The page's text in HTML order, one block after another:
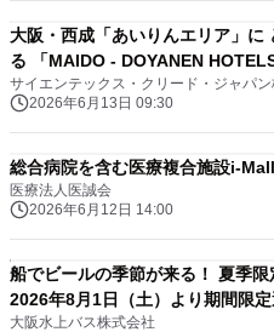
大阪・西成「あいりんエリア」に
る 「MAIDO - DOYANEN
サイエンテックス・クリード・ジャパ
2026年6月13日 09:30
総合病院を含む医療複合施設i-
医療法人医誠会
2026年6月12日 14:00
船でビールの季節が来る！ 夏季限
2026年8月1日（土）より期間限定
大阪水上バス株式会社